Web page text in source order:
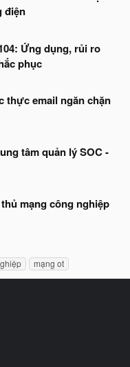
điện
Ứng dụng, rủi ro
phục
thực email ngăn chặn
tâm quản lý SOC -
mạng công nghiệp
mạng ot